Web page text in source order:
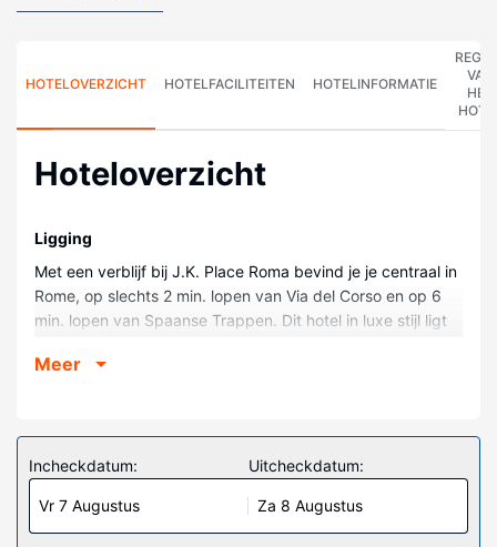
HOTELOVERZICHT HOTELFACILITEITEN HOTELINFORMATIE
VAN
HET
Hoteloverzicht
Ligging
Met een verblijf bij J.K. Place Roma bevind je je centraal in
Rome, op slechts 2 min. lopen van Via del Corso en op 6
min. lopen van Spaanse Trappen. Dit hotel in luxe stijl ligt
Pantheon.
Doe of je thuis bent in één van de 27 kamers met gratis
minibars en een flatscreentelevisie. Dankzij gratis wifi blijf
je online, terwijl de tv met satellietzenders zorgt voor het
kijkplezier. De privébadkamers met een douche hebben
gratis toiletartikelen en bidets. Voorzieningen zijn
Meer
Incheckdatum:
Vr 7 Augustus
Uitcheckdatum:
Za 8 Augustus